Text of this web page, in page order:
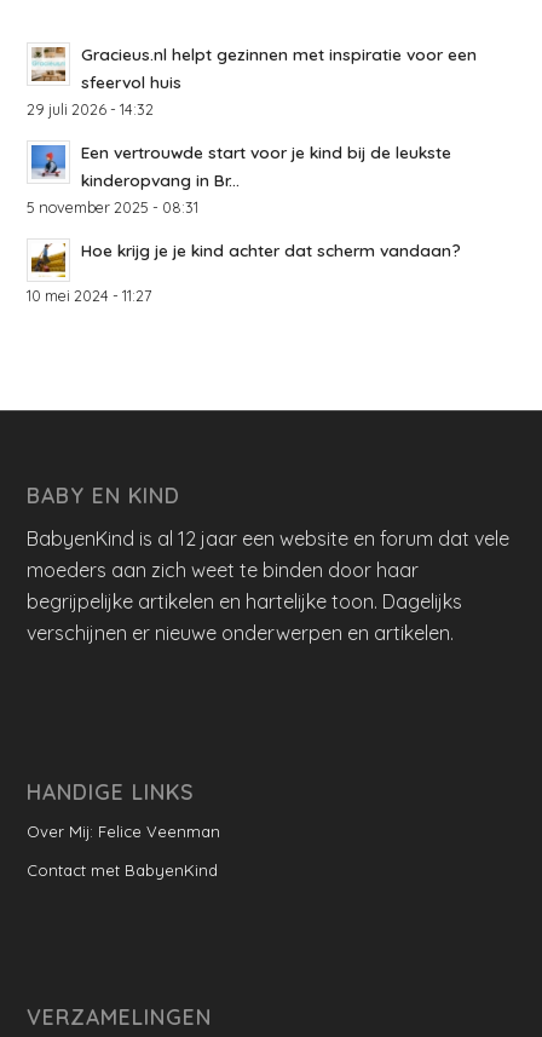
Gracieus.nl helpt gezinnen met inspiratie voor een
sfeervol huis
29 juli 2026 - 14:32
Een vertrouwde start voor je kind bij de leukste
kinderopvang in Br...
5 november 2025 - 08:31
Hoe krijg je je kind achter dat scherm vandaan?
10 mei 2024 - 11:27
BABY EN KIND
BabyenKind is al 12 jaar een website en forum dat vele
moeders aan zich weet te binden door haar
begrijpelijke artikelen en hartelijke toon. Dagelijks
verschijnen er nieuwe onderwerpen en artikelen.
HANDIGE LINKS
Over Mij: Felice Veenman
Contact met BabyenKind
VERZAMELINGEN